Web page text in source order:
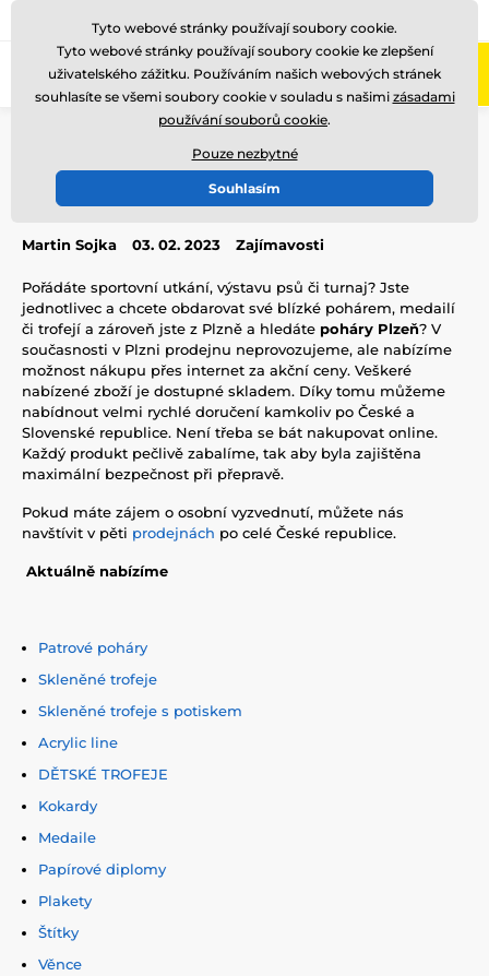
Zavolejte nám (Po-Pá 8-17)
Poháry Plzeň
Martin Sojka 03. 02. 2023 Zajímavosti
Pořádáte sportovní utkání, výstavu psů či turnaj? Jste
jednotlivec a chcete obdarovat své blízké pohárem, medailí
či trofejí a zároveň jste z Plzně a hledáte poháry Plzeň? V
současnosti v Plzni prodejnu neprovozujeme, ale nabízíme
možnost nákupu přes internet za akční ceny. Veškeré
nabízené zboží je dostupné skladem. Díky tomu můžeme
nabídnout velmi rychlé doručení kamkoliv po České a
Slovenské republice. Není třeba se bát nakupovat online.
Každý produkt pečlivě zabalíme, tak aby byla zajištěna
maximální bezpečnost při přepravě.
Pokud máte zájem o osobní vyzvednutí, můžete nás
navštívit v pěti prodejnách po celé České republice.
Aktuálně nabízíme
Patrové poháry
Skleněné trofeje
Skleněné trofeje s potiskem
Acrylic line
DĚTSKÉ TROFEJE
Kokardy
Medaile
Papírové diplomy
Plakety
Štítky
Věnce
Tyto webové stránky používají soubory cookie.
Tyto webové stránky používají soubory cookie ke zlepšení
uživatelského zážitku. Používáním našich webových stránek
souhlasíte se všemi soubory cookie v souladu s našimi zásadami
používání souborů cookie.
Pouze nezbytné
Souhlasím